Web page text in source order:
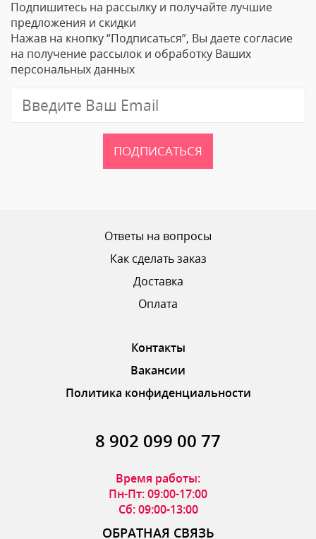
Ваше Имя
Email
ОТПРАВИТЬ ОТЗЫВ
Подпишитесь на рассылку и получайте лучшие
предложения и скидки
Нажав на кнопку “Подписаться”, Вы даете согласие
на получение рассылок и обработку Ваших
персональных данных
ПОДПИСАТЬСЯ
Ответы на вопросы
Как сделать заказ
Доставка
Оплата
Контакты
Вакансии
Политика конфиденциальности
8 902 099 00 77
Время работы:
Пн-Пт: 09:00-17:00
Сб: 09:00-13:00
ОБРАТНАЯ СВЯЗЬ